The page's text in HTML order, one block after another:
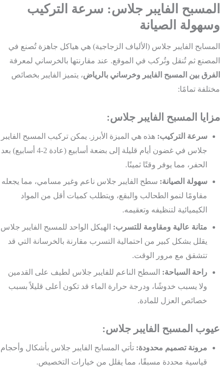
المسبح الفايبر جلاس: سرعة التركيب
وسهولة الصيانة
المسابح الفايبر جلاس (الألياف الزجاجية) هي هياكل جاهزة تُصنع في
المصنع ثم تُنقل وتُركب في الموقع. عند مقارنتها بالخرساني لمعرفة
الفرق بين المسبح الفايبر وخرساني بالرياض، يتميز الفايبر بخصائص
مختلفة تمامًا:
مزايا المسبح الفايبر جلاس:
سرعة التركيب: هذه هي الميزة الأبرز. يمكن تركيب المسبح الفايبر
جلاس في غضون أيام قليلة إلى بضعة أسابيع (عادة 2-4 أسابيع) بعد
الحفر، مما يوفر وقتًا ثمينًا.
سهولة الصيانة: سطح الفايبر جلاس ناعم وغير مسامي، مما يجعله
مقاومًا لنمو الطحالب والبقع، ويتطلب كميات أقل من المواد
الكيميائية لتنظيفه وتعقيمه.
متانة عالية ومقاومة للتسرب: الهيكل الواحد للمسبح الفايبر جلاس
يقلل بشكل كبير من احتمالية التسرب مقارنة بالخرسانة التي قد
تتشقق مع مرور الوقت.
راحة السباحة: السطح الناعم للفايبر جلاس لطيف على القدمين
ولا يسبب خدوشًا، ودرجة حرارة الماء قد تكون أعلى قليلاً بسبب
خصائص العزل للمادة.
عيوب المسبح الفايبر جلاس:
مرونة تصميم محدودة: تأتي المسابح الفايبر جلاس بأشكال وأحجام
قياسية محددة مسبقًا، مما يقلل من خيارات التخصيص.